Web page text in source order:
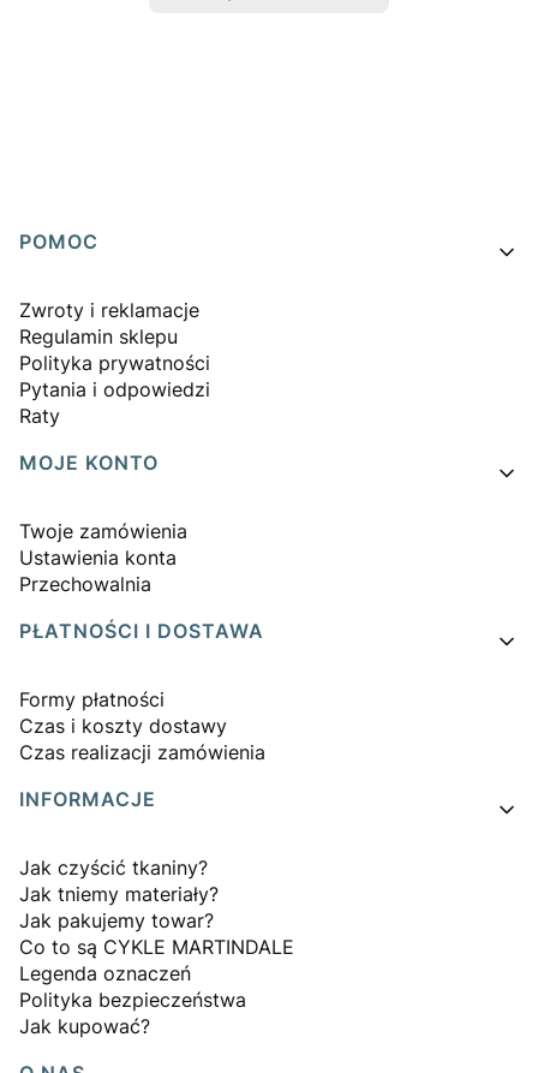
Linki w stopce
POMOC
Zwroty i reklamacje
Regulamin sklepu
Polityka prywatności
Pytania i odpowiedzi
Raty
MOJE KONTO
Twoje zamówienia
Ustawienia konta
Przechowalnia
PŁATNOŚCI I DOSTAWA
Formy płatności
Czas i koszty dostawy
Czas realizacji zamówienia
INFORMACJE
Jak czyścić tkaniny?
Jak tniemy materiały?
Jak pakujemy towar?
Co to są CYKLE MARTINDALE
Legenda oznaczeń
Polityka bezpieczeństwa
Jak kupować?